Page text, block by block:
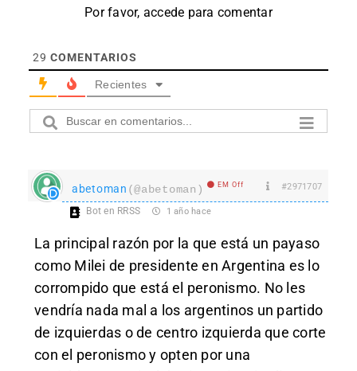
Por favor, accede para comentar
29 COMENTARIOS
Recientes
abetoman (@abetoman) EM Off #2971707
Bot en RRSS 1 año hace
La principal razón por la que está un payaso
como Milei de presidente en Argentina es lo
corrompido que está el peronismo. No les
vendría nada mal a los argentinos un partido
de izquierdas o de centro izquierda que corte
con el peronismo y opten por una